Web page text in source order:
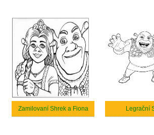
Zamilovaní Shrek a Fiona Legrační